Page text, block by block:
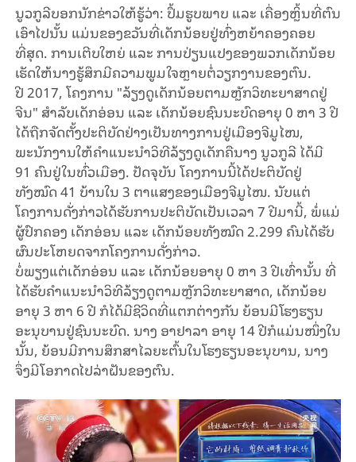
ນູວກູລີບອກນັກຂ່າວໃຫ້ຮູ້ວ່າ: ປຶ້ມຮູບພາບ ແລະ ເຄື່ອງຫຼິ້ນທີ່ຕົນ
ເອົາໄປນັ້ນ ແມ່ນຂອງຂວັນທີ່ເດັກນ້ອຍຢູ່ທົ່ງຫຍ້າຄອງຄອຍ
ທີ່ສຸດ. ການເຕີບໃຫຍ່ ແລະ ການປ່ຽນແປງຂອງພວກເດັກນ້ອຍ
ເຮັດໃຫ້ນາງຮູ້ສຶກມີຄວາມພູມໃຈຫຼາຍຕໍ່ວຽກງານຂອງຕົນ.
ປີ2017, ໂຄງການ "ລ້ຽງດູເດັກນ້ອຍຕາມຫຼັກວິທະຍາສາດຢູ່
ຈີນ" ສໍາລັບເດັກອ່ອນ ແລະ ເດັກນ້ອຍຊົນນະບົດອາຍຸ0 ຫາ3ປີ
ໄດ້ຖືກຈັດຕັ້ງປະຕິບັດຢ່າງເປັນທາງການຢູ່ເມືອງຈີມູໄໜ,
ພະນັກງານໃຫ້ຄຳແນະນຳວິທີລ້ຽງດູເດັກຄືນາງ ນູວກູລີໄດ້ມີ
91 ຄົນຢູ່ໃນທົ່ວເມືອງ​. ປັດຈຸບັນໂຄງການນີ້ໄດ້ປະຕິບັດຢູ່
ທັງໝົດ41 ບ້ານໃນ3 ​ ຕາແສງຂອງເມືອງຈີມູໄໜ.ນັບແຕ່
ໂຄງການດັ່ງກ່າວໄດ້ຮັບການປະຕິບັດເປັນເວລາ7ປີມານີ້, ພໍ່ແມ່
ຜູ້ປົກຄອງ ເດັກອ່ອນ ແລະ ເດັກນ້ອຍທັງໝົດ2.299 ຄົນໄດ້ຮັບ
ຜົນປະໂຫຍດຈາກໂຄງການດັ່ງກ່າວ.
ບໍ່ພຽງແຕ່ເດັກອ່ອນ ແລະ ເດັກນ້ອຍອາຍຸ0 ຫາ3ປີເທົ່ານັ້ນ ທີ່
ໄດ້ຮັບຄຳແນະນຳວິທີລ້ຽງດູຕາມຫຼັກວິທະຍາສາດ, ເດັກນ້ອຍ
ອາຍຸ3 ຫາ 6ປີ ກໍໄດ້ມີຊີວິດທີ່ແຕກຕ່າງກັນ ຍ້ອນມີໂຮງຮຽນ
ອະນຸບານຢູ່ຊົນນະບົດ.ນາງ ອາຢາລາ ອາຍຸ 14ປີກໍແມ່ນໜຶ່ງໃນ
ນັ້ນ, ຍ້ອນມີການສຶກສາໄລຍະຕົ້ນໃນໂຮງຮຽນອະນຸບານ, ນາງ
ຈຶ່ງມີໂອກາດໄປລ່າຝັນຂອງຕົນ.